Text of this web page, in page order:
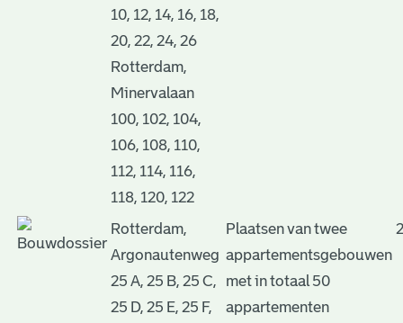
10, 12, 14, 16, 18,
20, 22, 24, 26
Rotterdam,
Minervalaan
100, 102, 104,
106, 108, 110,
112, 114, 116,
118, 120, 122
Rotterdam,
Argonautenweg
25 A, 25 B, 25 C,
25 D, 25 E, 25 F,
Plaatsen van twee
appartementsgebouwen
met in totaal 50
appartementen